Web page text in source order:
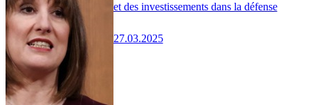
et des investissements dans la défense
27.03.2025